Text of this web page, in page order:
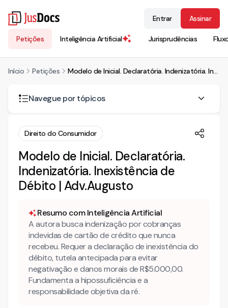
Petições Inteligência Artificial Jurisprudências
Entrar Assinar
Início Petições Modelo de Inicial. Declaratória. Indenizatória. Inexistência de Débito | Adv.Augusto
Navegue por tópicos
AÇÃO DECLARATÓRIA DE INEXISTÊNCIA DE RELAÇÃO
JURÍDCA C/C DANOS MORAIS E MATERIAIS, ANTECIPAÇÃO DE
DOS BENEFÍCIOS DA ASSISTÊNCIA JUDICIÁRIA GRATUITA
DOS FATOS
PRELIMINARMENTE – PEDIDO DE INVERSÃO DO ÔNUS DA
PROVA – ART. 6º, VIII do CDC
DO ART. 14 DO CDC - RESPONSABILIDADE OBJETIVA
PELO FATO DO SERVIÇO – TEORIA DO RISCO DO
EMPREENDIMENTO OU RISCO-PROVEITO – DEVER DO
BANCO DE RESPONDER PELOS PREJUÍZOS SOFRIDOS
DA APLICAÇÃO DO CDC – INVERSÃO DO ONUS DA
PROVA
Direito do Consumidor
Modelo de Inicial. Declaratória.
Indenizatória. Inexistência de
Débito | Adv.Augusto
Resumo com Inteligência Artificial
A autora busca indenização por cobranças
indevidas de cartão de crédito que nunca
recebeu. Requer a declaração de inexistência do
débito, tutela antecipada para evitar
negativação e danos morais de R$5.000,00.
Fundamenta a hipossuficiência e a
responsabilidade objetiva da ré.